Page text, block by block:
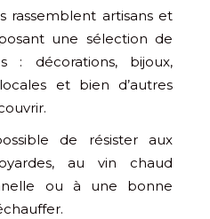
rassemblent artisans et
une sélection de
: décorations, bijoux,
et bien d’autres
de résister aux
au vin chaud
ou à une bonne